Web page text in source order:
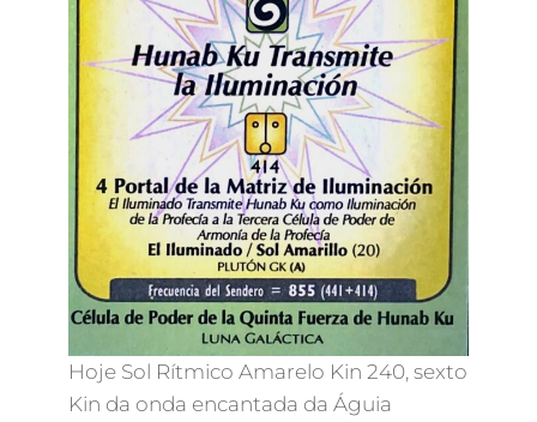
Hoje Sol Rítmico Amarelo Kin 240, sexto
Kin da onda encantada da Águia